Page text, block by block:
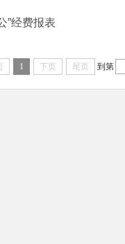
”经费报表
1 下页 尾页 到第